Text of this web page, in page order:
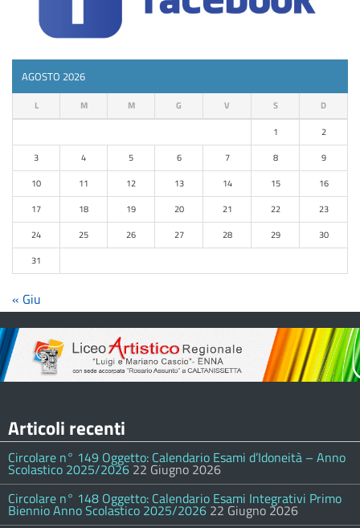
AGOSTO 2026
L M M G V S D
1
2
3
4 5 6 7 8
9
10
11 12 13 14 15
16
17
18 19 20 21 22
23
24
25 26 27 28 29
30
31
« Giu
Articoli recenti
Circolare n° 149 Oggetto: Calendario Esami d’Idoneità – Anno
Scolastico 2025/2026 22 Giugno 2026
Circolare n° 148 Oggetto: Calendario Esami Integrativi Primo
Biennio Anno Scolastico 2025/2026 22 Giugno 2026